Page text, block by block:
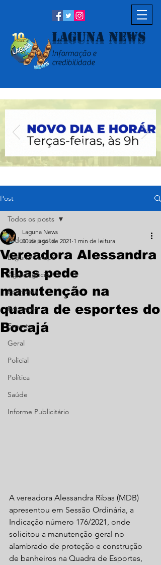
Laguna News
Informação e
credibilidade
Post
Todos os posts
Laguna Carapã
Agronegócio
Economia
Educação
Esporte
Geral
Policial
Política
Saúde
Informe Publicitário
Todos os posts
Vereadora Alessandra
Ribas pede
manutenção na
quadra de esportes do
Bocajá
Laguna News
20 de ago. de 2021 1 min de leitura
A vereadora Alessandra Ribas (MDB)
apresentou em Sessão Ordinária, a
Indicação número 176/2021, onde
solicitou a manutenção geral no
alambrado de proteção e construção
de banheiros na Quadra de Esportes,